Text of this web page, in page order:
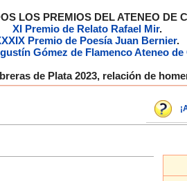
LOS PREMIOS DEL ATENEO DE
XI Premio de Relato Rafael Mir.
Premio de Poesía Juan Bernier.
Gómez de Flamenco Ateneo de
de Plata 2023, relación de